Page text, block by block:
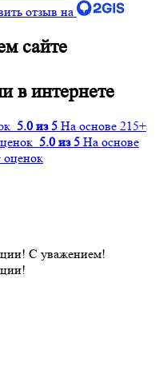
отзыв на
сайте
в интернете
5.0 из 5 На основе 215+
5.0 из 5 На основе
оценок
С уважением!